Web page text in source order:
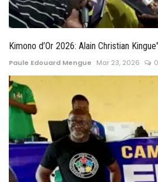
Kimono d’Or 2026: Alain Christian
Paule Edouard Mengue Mar 23, 2026 0